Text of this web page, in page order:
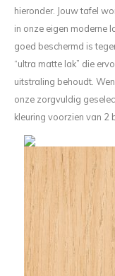
hieronder. Jouw tafel
in onze eigen moderne
goed beschermd is
“ultra matte lak” die
uitstraling behoudt.
onze zorgvuldig
kleuring voorzien van 2